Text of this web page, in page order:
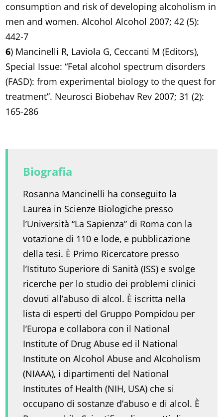
consumption and risk of developing alcoholism in
men and women. Alcohol Alcohol 2007; 42 (5):
442-7
6) Mancinelli R, Laviola G, Ceccanti M (Editors),
Special Issue: “Fetal alcohol spectrum disorders
(FASD): from experimental biology to the quest for
treatment”. Neurosci Biobehav Rev 2007; 31 (2):
165-286
Biografia
Rosanna Mancinelli ha conseguito la
Laurea in Scienze Biologiche presso
l’Università “La Sapienza” di Roma con la
votazione di 110 e lode, e pubblicazione
della tesi. È Primo Ricercatore presso
l’Istituto Superiore di Sanità (ISS) e svolge
ricerche per lo studio dei problemi clinici
dovuti all’abuso di alcol. È iscritta nella
lista di esperti del Gruppo Pompidou per
l’Europa e collabora con il National
Institute of Drug Abuse ed il National
Institute on Alcohol Abuse and Alcoholism
(NIAAA), i dipartimenti del National
Institutes of Health (NIH, USA) che si
occupano di sostanze d’abuso e di alcol. È